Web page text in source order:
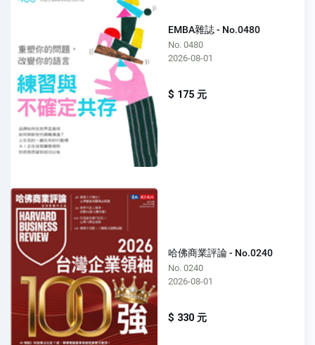
EMBA雜誌 - No.0480
No. 0480
2026-08-01
$ 175 元
哈佛商業評論 - No.0240
No. 0240
2026-08-01
$ 330 元